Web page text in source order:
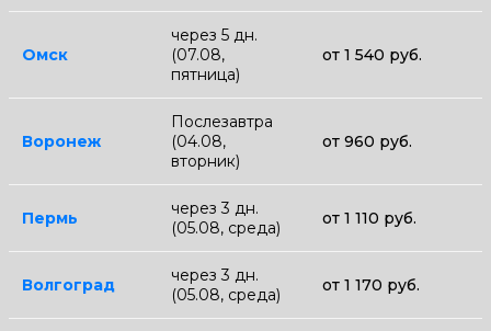
Омск
через 5 дн.
(07.08,
пятница)
от 1 540 руб.
Воронеж
Послезавтра
(04.08,
вторник)
от 960 руб.
Пермь
через 3 дн.
(05.08, среда)
от 1 110 руб.
Волгоград
через 3 дн.
(05.08, среда)
от 1 170 руб.